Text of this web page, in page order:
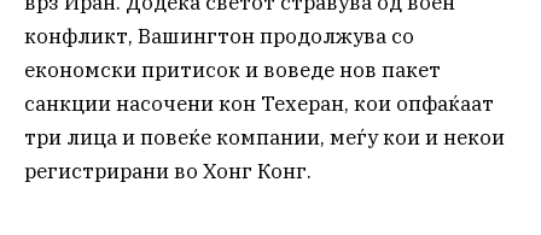
конфликт, Вашингтон продолжува со
економски притисок и воведе нов пакет
санкции насочени кон Техеран, кои опфаќаат
три лица и повеќе компании, меѓу кои и некои
регистрирани во Хонг Конг.